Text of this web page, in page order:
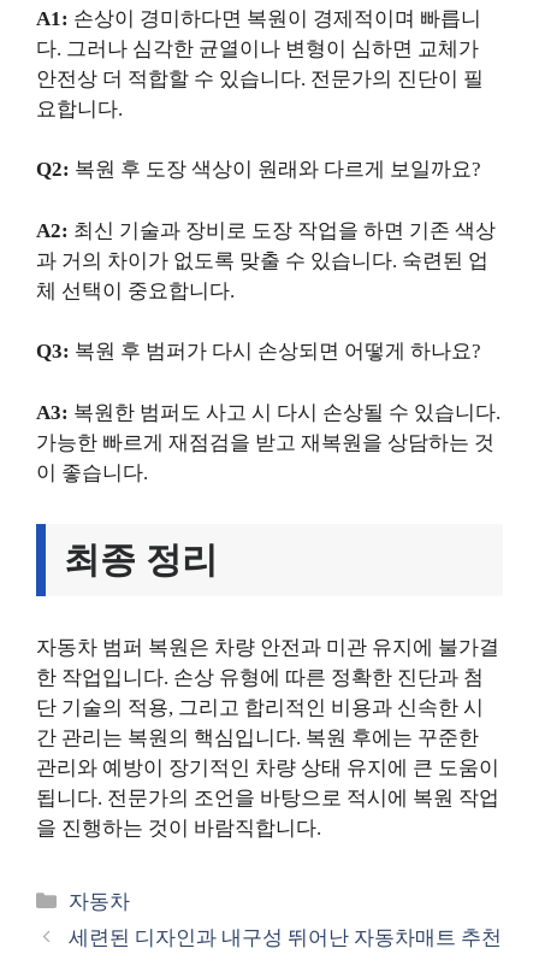
A1: 손상이 경미하다면 복원이 경제적이며 빠릅니
다. 그러나 심각한 균열이나 변형이 심하면 교체가
안전상 더 적합할 수 있습니다. 전문가의 진단이 필
요합니다.
Q2: 복원 후 도장 색상이 원래와 다르게 보일까요?
A2: 최신 기술과 장비로 도장 작업을 하면 기존 색상
과 거의 차이가 없도록 맞출 수 있습니다. 숙련된 업
체 선택이 중요합니다.
Q3: 복원 후 범퍼가 다시 손상되면 어떻게 하나요?
A3: 복원한 범퍼도 사고 시 다시 손상될 수 있습니다.
가능한 빠르게 재점검을 받고 재복원을 상담하는 것
이 좋습니다.
최종 정리
자동차 범퍼 복원은 차량 안전과 미관 유지에 불가결
한 작업입니다. 손상 유형에 따른 정확한 진단과 첨
단 기술의 적용, 그리고 합리적인 비용과 신속한 시
간 관리는 복원의 핵심입니다. 복원 후에는 꾸준한
관리와 예방이 장기적인 차량 상태 유지에 큰 도움이
됩니다. 전문가의 조언을 바탕으로 적시에 복원 작업
을 진행하는 것이 바람직합니다.
카
테
자동차
세련된 디자인과 내구성 뛰어난 자동차매트 추천